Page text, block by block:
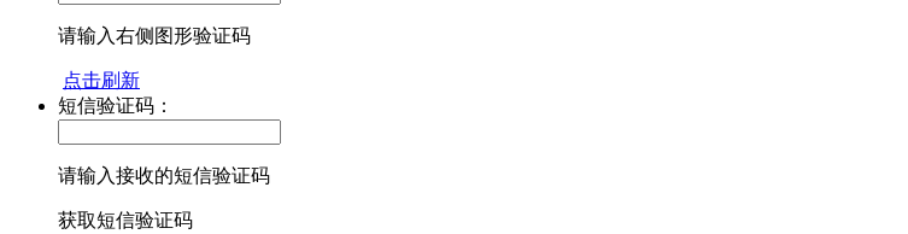
请输入右侧图形验证码
点击刷新
短信验证码：
请输入接收的短信验证码
获取短信验证码